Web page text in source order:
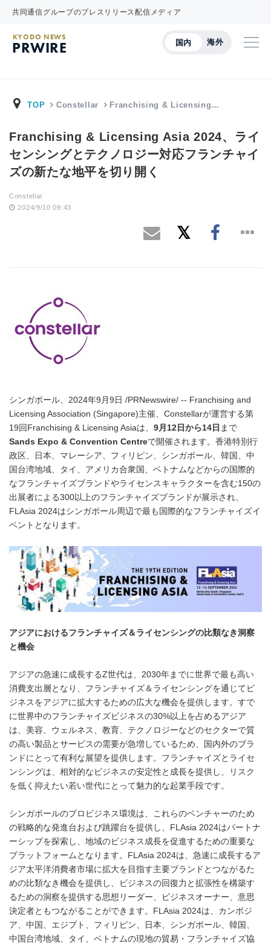
共同通信グループのプレスリリース配信メディア
国内 海外
KYODO NEWS
PRWIRE
TOP Constellar Franchising & Licensing…
Franchising & Licensing Asia 2024、ライ
センシングとテクノロジー対応フランチャイ
ズの新たな地平を切り開く
Constellar
2024/9/10 09:43
シンガポール、2024年9月9日 /PRNewswire/ -- Franchising and
Licensing Association (Singapore)主催、Constellarが運営する第
19回Franchising & Licensing Asiaは、 9月 12 日から14 日 まで
Sands Expo & Convention Centreで開催されます。香港特別行
政区、日本、マレーシア、フィリピン、シンガポール、韓国、中
国台湾地域、タイ、アメリカ合衆国、ベトナムなどからの国際的
なフランチャイズブランドやライセンスキャラクターを含む150の
出展者による300以上のフランチャイズブランドが展示され、
FLAsia 2024はシンガポール周辺で最も国際的なフランチャイズイ
ベントとなります。
アジアにおけるフランチャイズ＆ライセンシングの比類なき洞察
と機会
アジアの急速に成長するZ世代は、2030年までに世界で最も高い
消費支出層となり、フランチャイズ＆ライセンシングを通じてビ
ジネスをアジアに拡大するための広大な機会を提供します。すで
に世界中のフランチャイズビジネスの30%以上を占めるアジア
は、美容、ウェルネス、教育、テクノロジーなどのセクターで質
の高い製品とサービスの需要が急増しているため、国内外のブラ
ンドにとって有利な展望を提供します。フランチャイズとライセ
ンシングは、相対的なビジネスの安定性と成長を提供し、リスク
を低く抑えたい若い世代にとって魅力的な起業手段です。
シンガポールのプロビジネス環境は、これらのベンチャーのため
の戦略的な発進台および跳躍台を提供し、FLAsia 2024はパートナ
ーシップを探索し、地域のビジネス成長を促進するための重要な
プラットフォームとなります。FLAsia 2024は、急速に成長するア
ジア太平洋消費者市場に拡大を目指す主要ブランドとつながるた
めの比類なき機会を提供し、ビジネスの回復力と拡張性を構築す
るための洞察を提供する思想リーダー、ビジネスオーナー、意思
決定者ともつながることができます。FLAsia 2024は、カンボジ
ア、中国、エジプト、フィリピン、日本、シンガポール、韓国、
中国台湾地域、タイ、ベトナムの現地の貿易・フランチャイズ協